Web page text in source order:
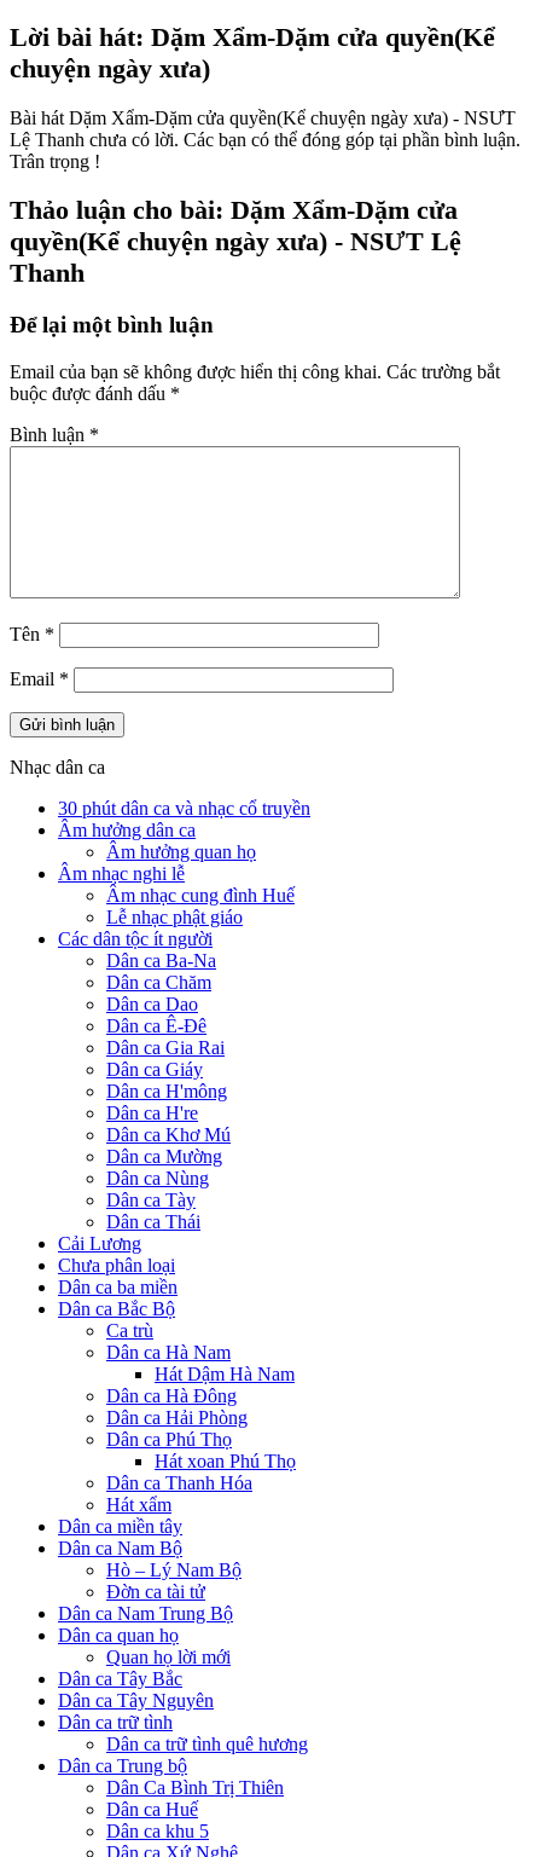
Lời bài hát: Dặm Xẩm-Dặm cửa quyền(Kể
chuyện ngày xưa)
Bài hát Dặm Xẩm-Dặm cửa quyền(Kể chuyện ngày xưa) - NSƯT
Lệ Thanh chưa có lời. Các bạn có thể đóng góp tại phần bình luận.
Trân trọng !
Thảo luận cho bài: Dặm Xẩm-Dặm cửa
quyền(Kể chuyện ngày xưa) - NSƯT Lệ
Thanh
Để lại một bình luận
Email của bạn sẽ không được hiển thị công khai. Các trường bắt
buộc được đánh dấu *
Bình luận *
Tên *
Email *
Nhạc dân ca
30 phút dân ca và nhạc cổ truyền
Âm hưởng dân ca
Âm hưởng quan họ
Âm nhạc nghi lễ
Âm nhạc cung đình Huế
Lễ nhạc phật giáo
Các dân tộc ít người
Dân ca Ba-Na
Dân ca Chăm
Dân ca Dao
Dân ca Ê-Đê
Dân ca Gia Rai
Dân ca Giáy
Dân ca H'mông
Dân ca H're
Dân ca Khơ Mú
Dân ca Mường
Dân ca Nùng
Dân ca Tày
Dân ca Thái
Cải Lương
Chưa phân loại
Dân ca ba miền
Dân ca Bắc Bộ
Ca trù
Dân ca Hà Nam
Hát Dậm Hà Nam
Dân ca Hà Đông
Dân ca Hải Phòng
Dân ca Phú Thọ
Hát xoan Phú Thọ
Dân ca Thanh Hóa
Hát xẩm
Dân ca miền tây
Dân ca Nam Bộ
Hò – Lý Nam Bộ
Đờn ca tài tử
Dân ca Nam Trung Bộ
Dân ca quan họ
Quan họ lời mới
Dân ca Tây Bắc
Dân ca Tây Nguyên
Dân ca trữ tình
Dân ca trữ tình quê hương
Dân ca Trung bộ
Dân Ca Bình Trị Thiên
Dân ca Huế
Dân ca khu 5
Dân ca Xứ Nghệ